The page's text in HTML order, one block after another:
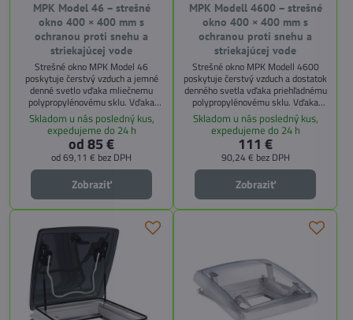
MPK Model 46 – strešné
okno 400 × 400 mm s
ochranou proti snehu a
striekajúcej vode
Strešné okno MPK Model 46
poskytuje čerstvý vzduch a jemné
denné svetlo vďaka mliečnemu
polypropylénovému sklu. Vďaka
veľkému presahu a špeciálnej hrane
proti snehu a striekajúcej vode je
interiér chránený pred prenikaním
vlhkosti. Vo vnútri zabezpečuje
sklopný rám s moskytiérou ochranu
pred hmyzom, voliteľná
zatemňovacia roleta alebo plisovaný
rám zvyšujú komfort. Teleskopický
mechanizmus...
Skladom u nás posledný kus,
expedujeme do 24 h
od 85 €
od 69,11 € bez DPH
Zobraziť
MPK Modell 4600 – strešné
okno 400 × 400 mm s
ochranou proti snehu a
striekajúcej vode
Strešné okno MPK Modell 4600
poskytuje čerstvý vzduch a dostatok
denného svetla vďaka priehľadnému
polypropylénovému sklu. Vďaka
veľkému presahu a špeciálnej hrane
proti snehu a striekajúcej vode je
interiér chránený pred prenikaním
vlhkosti. Vo vnútri zabezpečuje
sklopný rám s moskytiérou ochranu
pred hmyzom, voliteľná
zatemňovacia roleta alebo plisovaný
rám zvyšujú komfort.
Skladom u nás posledný kus,
expedujeme do 24 h
111 €
90,24 € bez DPH
Zobraziť